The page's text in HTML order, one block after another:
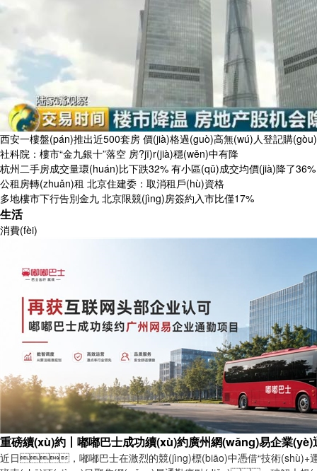
西安一樓盤(pán)推出近500套房 價(jià)格過(guò)高無(wú)人登記購
社科院：樓市“金九銀十”落空 房?jī)r(jià)穩(wěn)中有降
杭州二手房成交量環(huán)比下跌32% 有小區(qū)成交均價(jià)降了36%
公租房轉(zhuǎn)租 北京住建委：取消租戶(hù)資格
多地樓市下行告別金九 北京限競(jìng)房簽約入市比僅17%
生活
消費(fèi)
重磅續(xù)約丨嘟嘟巴士成功續(xù)約廣州網(wǎng)易企業
近日，嘟嘟巴士在激烈的競(jìng)標(biāo)中憑借“技術(shù)+